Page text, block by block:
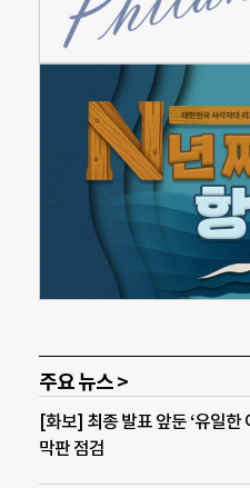
주요 뉴스 >
[화보] 최종 발표 앞둔 ‘유일한
막판 점검